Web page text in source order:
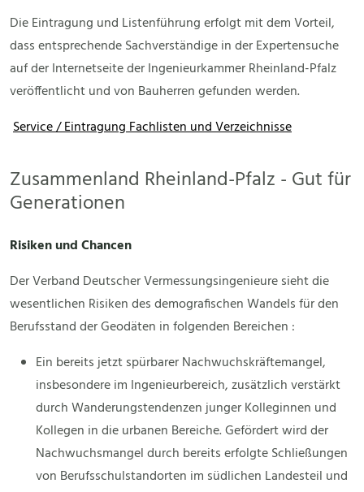
Die Eintragung und Listenführung erfolgt mit dem Vorteil,
dass entsprechende Sachverständige in der Expertensuche
auf der Internetseite der Ingenieurkammer Rheinland-Pfalz
veröffentlicht und von Bauherren gefunden werden.
Service / Eintragung Fachlisten und Verzeichnisse
Zusammenland Rheinland-Pfalz - Gut für
Generationen
Risiken und Chancen
Der Verband Deutscher Vermessungsingenieure sieht die
wesentlichen Risiken des demografischen Wandels für den
Berufsstand der Geodäten in folgenden Bereichen :
Ein bereits jetzt spürbarer Nachwuchskräftemangel,
insbesondere im Ingenieurbereich, zusätzlich verstärkt
durch Wanderungstendenzen junger Kolleginnen und
Kollegen in die urbanen Bereiche. Gefördert wird der
Nachwuchsmangel durch bereits erfolgte Schließungen
von Berufsschulstandorten im südlichen Landesteil und